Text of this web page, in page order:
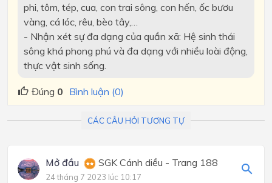
phi, tôm, tép, cua, con trai sông, con hến, ốc bươu
vàng, cá lóc, rêu, bèo tây,…
- Nhận xét sự đa dạng của quần xã: Hệ sinh thái
sông khá phong phú và đa dạng với nhiều loài động,
thực vật sinh sống.
Đúng 0 Bình luận (0)
CÁC CÂU HỎI TƯƠNG TỰ
Mở đầu SGK Cánh diều - Trang 188
24 tháng 7 2023 lúc 10:17